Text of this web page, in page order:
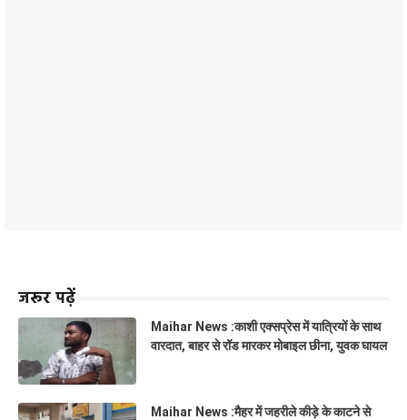
जरूर पढ़ें
Maihar News :काशी एक्सप्रेस में यात्रियों के साथ
वारदात, बाहर से रॉड मारकर मोबाइल छीना, युवक घायल
Maihar News :मैहर में जहरीले कीड़े के काटने से